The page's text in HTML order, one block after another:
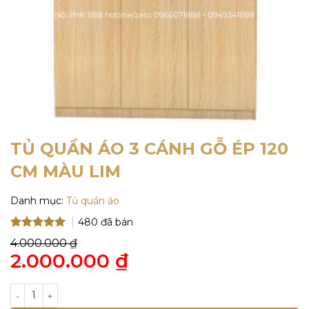
TỦ QUẦN ÁO 3 CÁNH GỖ ÉP 120
CM MÀU LIM
Danh mục: Tủ quần áo
5 trên 5
dựa trên
5
đánh giá
480 đã bán
4.000.000₫
Giá
gốc
4.000.000 ₫.
2.000.000 ₫
tại
TỦ QUẦN ÁO 3 CÁNH GỖ ÉP 120 CM MÀU LIM số lượng